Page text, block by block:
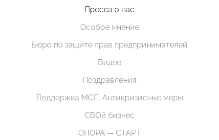
Пресса о нас
Особое мнение
Бюро по защите прав предпринимателей
Видео
Поздравления
Поддержка МСП. Антикризисные меры
СВОй бизнес
ОПОРА — СТАРТ